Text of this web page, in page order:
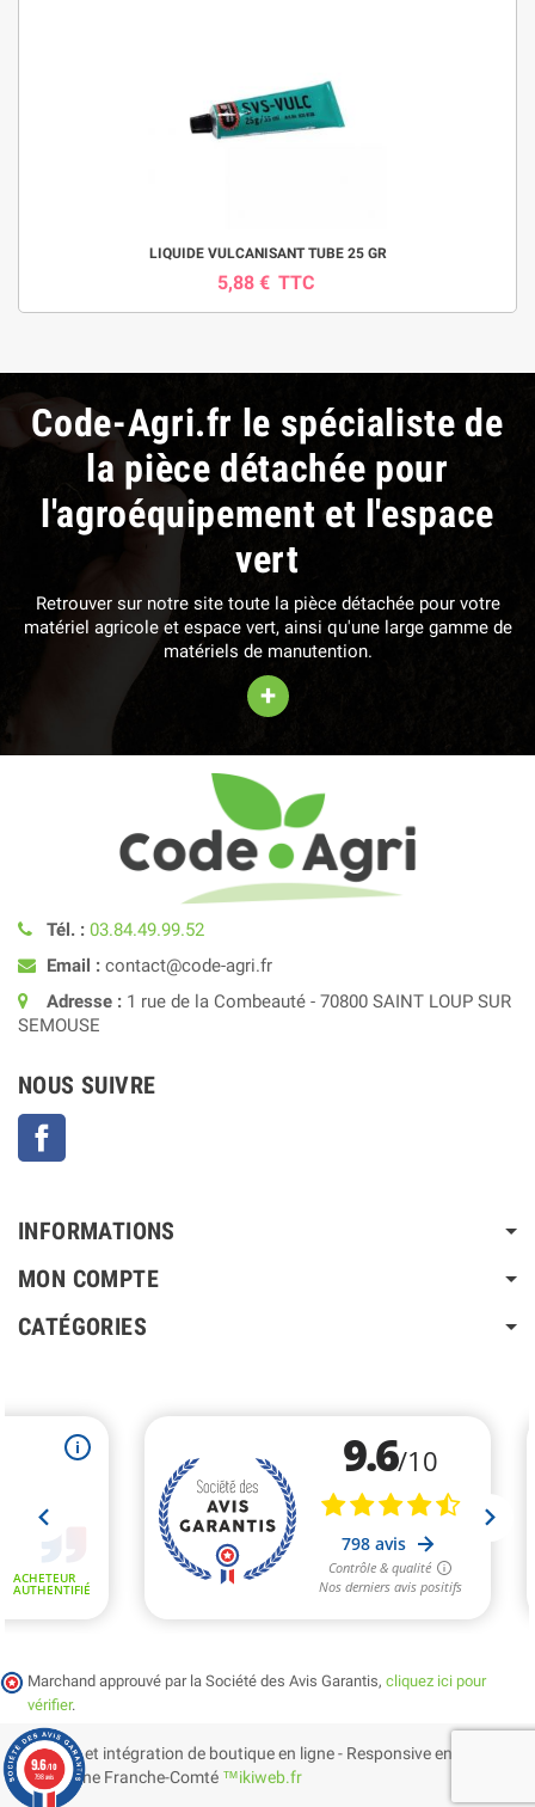
LIQUIDE VULCANISANT TUBE 25 GR
5,88 € TTC
Code-Agri.fr le spécialiste de
la pièce détachée pour
l'agroéquipement et l'espace
vert
Retrouver sur notre site toute la pièce détachée pour votre
matériel agricole et espace vert, ainsi qu'une large gamme de
matériels de manutention.
+
Tél. : 03.84.49.99.52
Email : contact@code-agri.fr
Adresse : 1 rue de la Combeauté - 70800 SAINT LOUP SUR
SEMOUSE
NOUS SUIVRE
INFORMATIONS
MON COMPTE
CATÉGORIES
Marchand approuvé par la Société des Avis Garantis, cliquez ici pour
vérifier.
Création et intégration de boutique en ligne - Responsive en
Bourgogne Franche-Comté ™ikiweb.fr
9.6/10
798 avis